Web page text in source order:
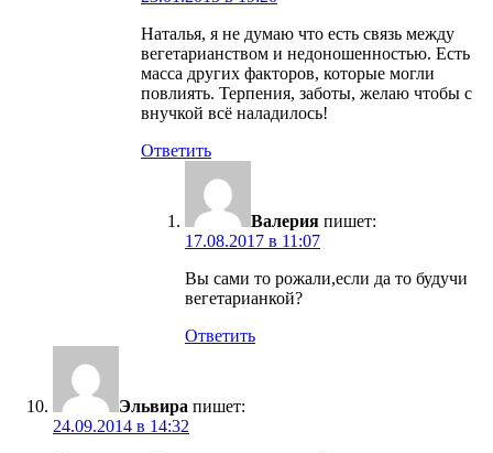
Наталья, я не думаю что есть связь между
вегетарианством и недоношенностью. Есть
масса других факторов, которые могли
повлиять. Терпения, заботы, желаю чтобы с
внучкой всё наладилось!
Ответить
Валерия пишет:
17.08.2017 в 11:07
Вы сами то рожали,если да то будучи
вегетарианкой?
Ответить
Эльвира пишет:
24.09.2014 в 14:32